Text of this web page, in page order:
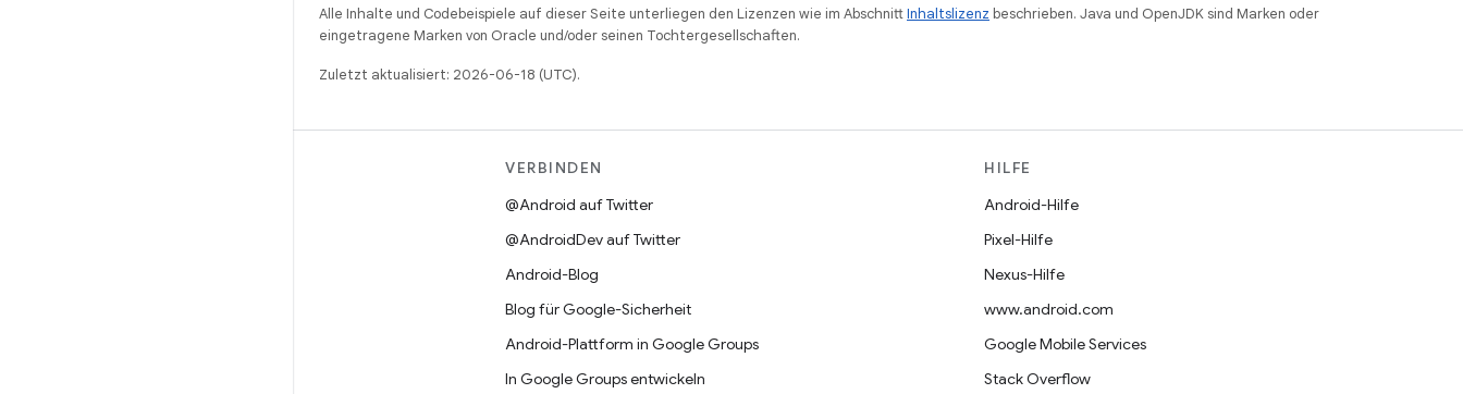
Alle Inhalte und Codebeispiele auf dieser Seite unterliegen den Lizenzen wie im AbschnittInhaltslizenz beschrieben. Java und OpenJDK sind Marken oder
eingetragene Marken von Oracle und/oder seinen Tochtergesellschaften.
Zuletzt aktualisiert: 2026-06-18 (UTC).
VERBINDEN
@Android auf Twitter
@AndroidDev auf Twitter
Android-Blog
Blog für Google-Sicherheit
Android-Plattform in Google Groups
In Google Groups entwickeln
HILFE
Android-Hilfe
Pixel-Hilfe
Nexus-Hilfe
www.android.com
Google Mobile Services
Stack Overflow